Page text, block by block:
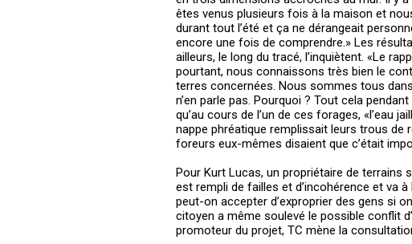
êtes venus plusieurs fois à la maison et
durant tout l’été et ça ne dérangeait
encore une fois de comprendre.» Les
ailleurs, le long du tracé, l’inquiètent. «Le
pourtant, nous connaissons très bien le
terres concernées. Nous sommes tous
n’en parle pas. Pourquoi ? Tout cela
qu’au cours de l’un de ces forages, «l’eau
nappe phréatique remplissait leurs trous
foreurs eux-mêmes disaient que c’était
Pour Kurt Lucas, un propriétaire de terrains
est rempli de failles et d’incohérence et va
peut-on accepter d’exproprier des gens si
citoyen a même soulevé le possible conflit
promoteur du projet, TC mène la